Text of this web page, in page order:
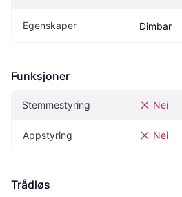
Egenskaper Dimbar
Funksjoner
Stemmestyring Nei
Appstyring Nei
Trådløs